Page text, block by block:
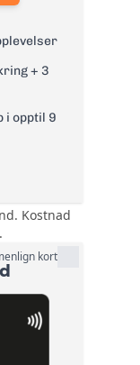
+ 3
i opptil 9
Kostnad
kort